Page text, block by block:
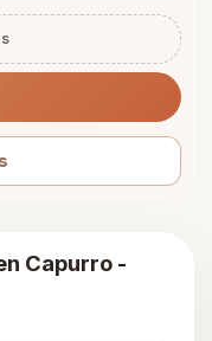
Capurro -